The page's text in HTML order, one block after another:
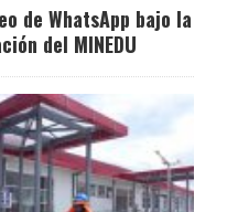
de WhatsApp bajo la
del MINEDU